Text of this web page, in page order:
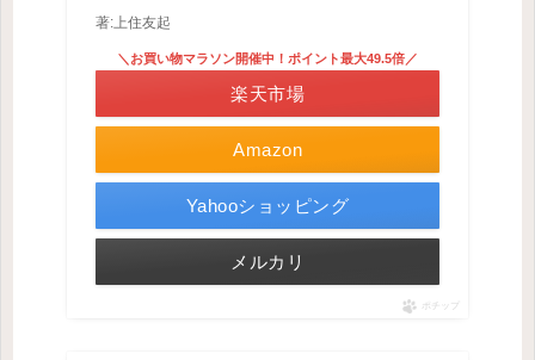
著:上住友起
Amazon
＼お買い物マラソン開催中！ポイント最大49.5倍／
楽天市場
Yahooショッピング
メルカリ
ポチップ